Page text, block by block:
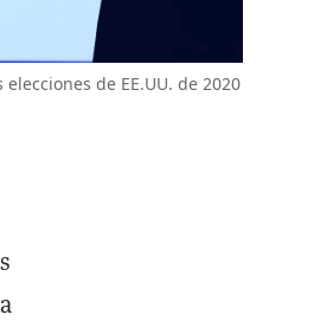
de EE.UU. de 2020